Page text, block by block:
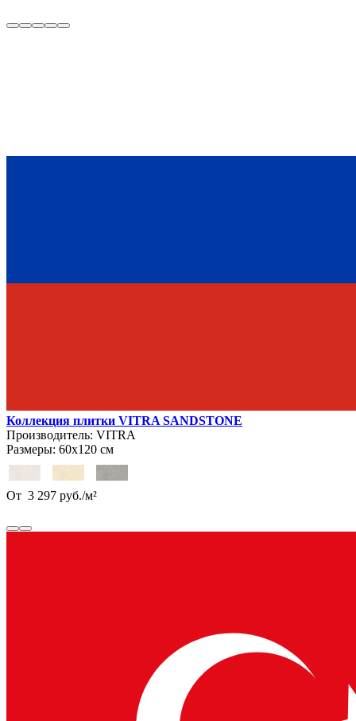
Коллекция плитки VITRA SANDSTONE
Производитель: VITRA
Размеры: 60х120 см
От 3 297 руб./м²